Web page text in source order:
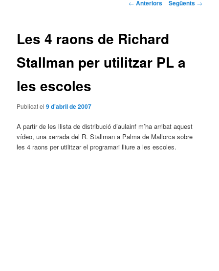
← Anteriors Següents →
Les 4 raons de Richard
Stallman per utilitzar PL a
les escoles
Publicat el9 d'abril de 2007
A partir de les llista de distribució d’aulainf m’ha arribat aquest
vídeo, una xerrada del R. Stallman a Palma de Mallorca sobre
les 4 raons per utilitzar el programari lliure a les escoles.